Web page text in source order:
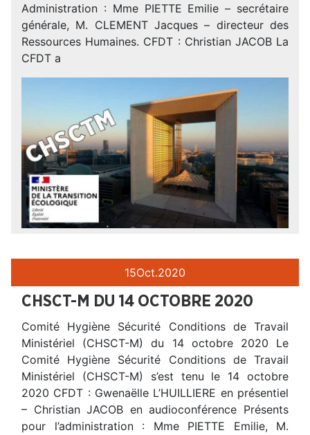
Administration : Mme PIETTE Emilie – secrétaire
générale, M. CLEMENT Jacques – directeur des
Ressources Humaines. CFDT : Christian JACOB La
CFDT a
15Oct.2020
CHSCT-M DU 14 OCTOBRE 2020
Comité Hygiène Sécurité Conditions de Travail
Ministériel (CHSCT-M) du 14 octobre 2020 Le
Comité Hygiène Sécurité Conditions de Travail
Ministériel (CHSCT-M) s’est tenu le 14 octobre
2020 CFDT : Gwenaëlle L’HUILLIERE en présentiel
– Christian JACOB en audioconférence Présents
pour l’administration : Mme PIETTE Emilie, M.